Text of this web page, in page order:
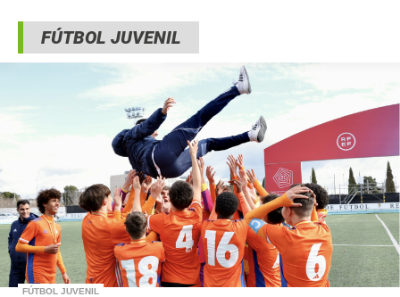
FÚTBOL JUVENIL
FÚTBOL JUVENIL